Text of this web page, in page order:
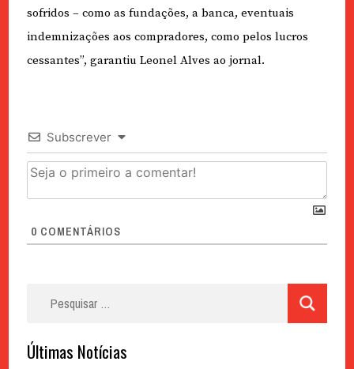
sofridos – como as fundações, a banca, eventuais
indemnizações aos compradores, como pelos lucros
cessantes”, garantiu Leonel Alves ao jornal.
Subscrever
0 COMENTÁRIOS
Últimas Notícias